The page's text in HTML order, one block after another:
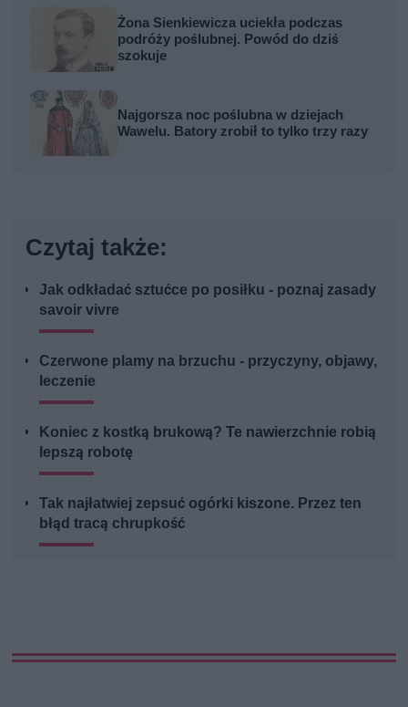
Żona Sienkiewicza uciekła podczas
podróży poślubnej. Powód do dziś
szokuje
Najgorsza noc poślubna w dziejach
Wawelu. Batory zrobił to tylko trzy razy
Czytaj także:
Jak odkładać sztućce po posiłku - poznaj zasady
savoir vivre
Czerwone plamy na brzuchu - przyczyny, objawy,
leczenie
Koniec z kostką brukową? Te nawierzchnie robią
lepszą robotę
Tak najłatwiej zepsuć ogórki kiszone. Przez ten
błąd tracą chrupkość